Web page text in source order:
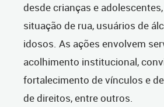
desde crianças e
situação de rua, usuários de
idosos. As ações envolvem
acolhimento institucional,
fortalecimento de vínculos e
de direitos, entre outros.